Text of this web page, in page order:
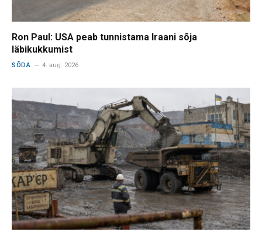
Ron Paul: USA peab tunnistama Iraani sõja
läbikukkumist
SÕDA 4. aug. 2026